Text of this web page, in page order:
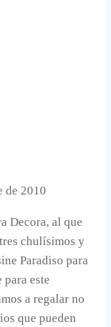
de 2010
Decora, al que
chulísimos y
Paradiso para
este
a regalar no
que pueden